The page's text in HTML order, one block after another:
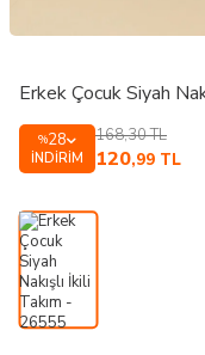
Erkek Çocuk Siyah
%28
İNDIRIM
168,30TL
120,99 TL